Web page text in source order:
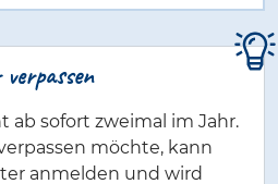
ab sofort zweimal im Jahr.
möchte, kann
anmelden und wird